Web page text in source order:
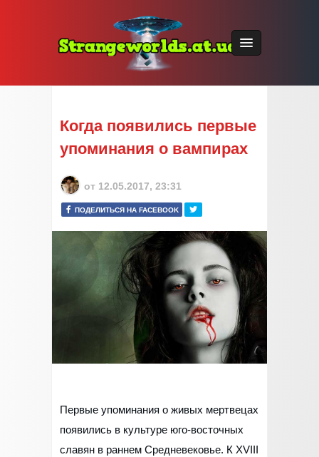
Когда появились первые
упоминания о вампирах
от 12.05.2017, 23:31
ПОДЕЛИТЬСЯ НА FACEBOOK
Первые упоминания о живых мертвецах
появились в культуре юго-восточных
славян в раннем Средневековье. К XVIII